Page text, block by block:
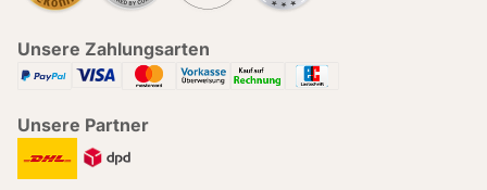
Unsere Zahlungsarten
Unsere Partner